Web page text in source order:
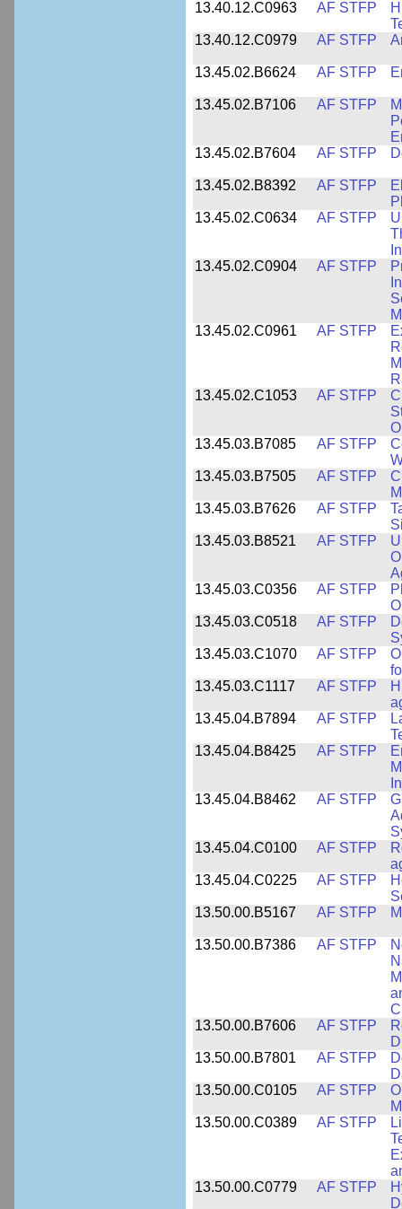
13.40.12.C0963 AF STFP
13.40.12.C0979
AF STFP
13.45.02.B6624 AF STFP
13.45.02.B7106 AF STFP
13.45.02.B7604
AF STFP
13.45.02.B8392 AF STFP
13.45.02.C0634
AF STFP
13.45.02.C0904
AF STFP
13.45.02.C0961
AF STFP
13.45.02.C1053
AF STFP
13.45.03.B7085
AF STFP
13.45.03.B7505
AF STFP
13.45.03.B7626
AF STFP
13.45.03.B8521
AF STFP
13.45.03.C0356
AF STFP
13.45.03.C0518
AF STFP
13.45.03.C1070
AF STFP
13.45.03.C1117
AF STFP
13.45.04.B7894
AF STFP
13.45.04.B8425
AF STFP
13.45.04.B8462
AF STFP
13.45.04.C0100
AF STFP
13.45.04.C0225
AF STFP
13.50.00.B5167
AF STFP
13.50.00.B7386 AF STFP
13.50.00.B7606
AF STFP
13.50.00.B7801
AF STFP
13.50.00.C0105
AF STFP
13.50.00.C0389
AF STFP
13.50.00.C0779
AF STFP